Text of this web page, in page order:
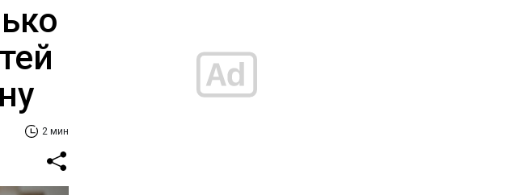
2 мин